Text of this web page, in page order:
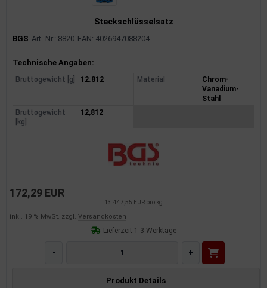
Steckschlüsselsatz
BGS Art.-Nr.: 8820 EAN: 4026947088204
Produktinformationen
Technische Angaben:
Bruttogewicht [g] 12.812 Material
Chrom-
Vanadium-
Stahl
Bruttogewicht
[kg]
12,812
172,29 EUR
13.447,55 EUR pro kg
inkl. 19 % MwSt. zzgl. Versandkosten
Lieferzeit:1-3 Werktage
- +
Produkt Details